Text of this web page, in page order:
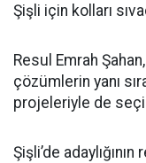
Şişli için kolları
Resul Emrah
çözümlerin yanı
projeleriyle de
Şişli’de